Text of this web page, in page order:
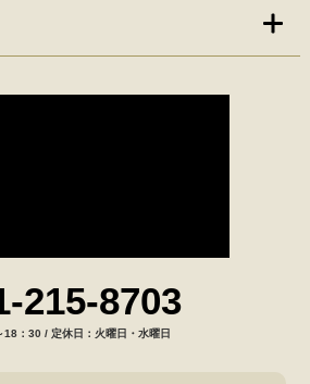
215-8703
18：30 / 定休日：火曜日・水曜日